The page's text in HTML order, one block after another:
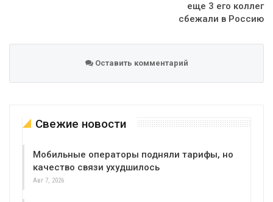
еще 3 его коллег
сбежали в Россию
Оставить комментарий
Свежие новости
Мобильные операторы подняли тарифы, но
качество связи ухудшилось
Авг 7, 2026